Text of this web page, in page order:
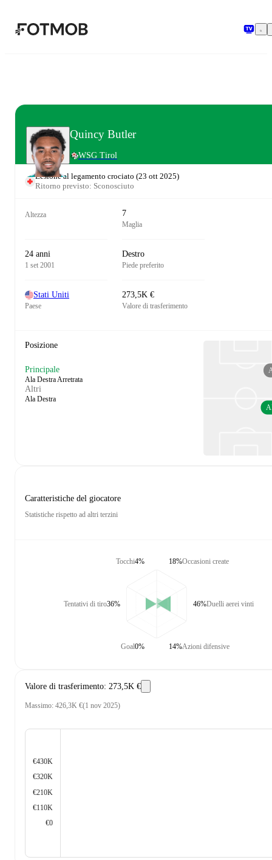
Quincy Butler
WSG Tirol
Lesione al legamento crociato (23 ott 2025)
Ritorno previsto: Sconosciuto
Altezza 7
Maglia
24 anni
1 set 2001
Destro
Piede preferito
Stati Uniti
Paese
273,5K €
Valore di trasferimento
Posizione
Principale
Ala Destra Arretrata
Altri
Ala Destra
Caratteristiche del giocatore
Statistiche rispetto ad altri terzini
Tocchi4%
Tentativi di tiro36%
Goal0%
Occasioni create
18%
Duelli aerei vinti
46%
Azioni difensive
14%
Valore di trasferimento: 273,5K €
Massimo: 426,3K €(1 nov 2025)
€430K
€320K
€210K
€110K
€0